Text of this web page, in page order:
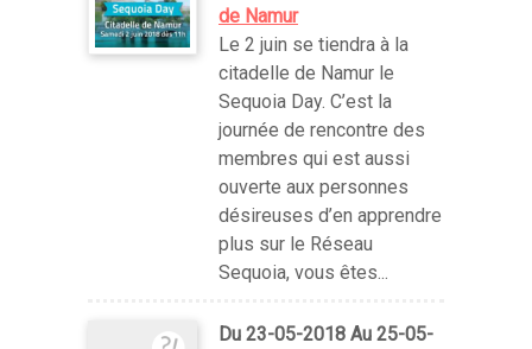
de Namur
Le 2 juin se tiendra à la
citadelle de Namur le
Sequoia Day. C’est la
journée de rencontre des
membres qui est aussi
ouverte aux personnes
désireuses d’en apprendre
plus sur le Réseau
Sequoia, vous êtes...
Du 23-05-2018 Au 25-05-